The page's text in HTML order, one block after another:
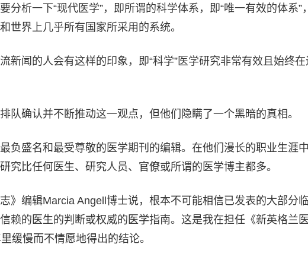
分析一下“现代医学”，即所谓的科学体系，即“唯一有效的体系”
世界上几乎所有国家所采用的系统。
新闻的人会有这样的印象，即“科学”医学研究非常有效且始终在
队确认并不断推动这一观点，但他们隐瞒了一个黑暗的真相。
负盛名和最受尊敬的医学期刊的编辑。在他们漫长的职业生涯中
究比任何医生、研究人员、官僚或所谓的医学博主都多。
志》编辑Marcia Angell博士说，根本不可能相信已发表的大部分
赖的医生的判断或权威的医学指南。这是我在担任《新英格兰
缓慢而不情愿地得出的结论。